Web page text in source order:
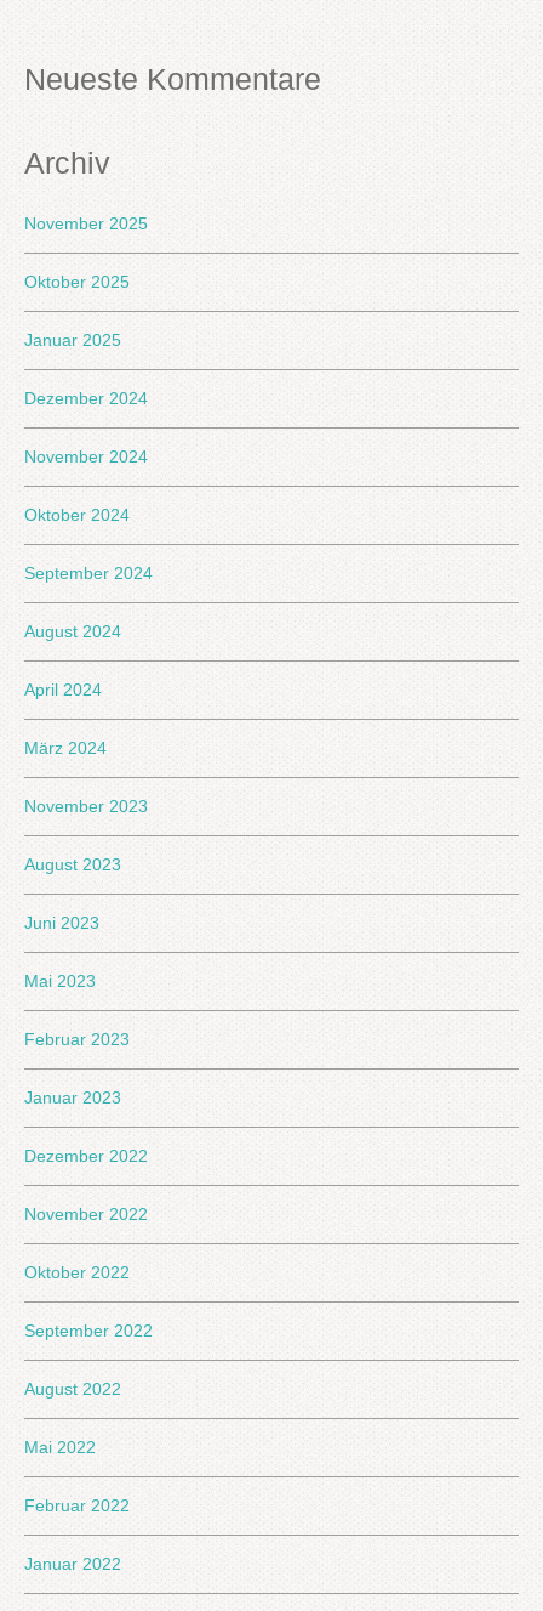
Neueste Kommentare
Archiv
November 2025
Oktober 2025
Januar 2025
Dezember 2024
November 2024
Oktober 2024
September 2024
August 2024
April 2024
März 2024
November 2023
August 2023
Juni 2023
Mai 2023
Februar 2023
Januar 2023
Dezember 2022
November 2022
Oktober 2022
September 2022
August 2022
Mai 2022
Februar 2022
Januar 2022